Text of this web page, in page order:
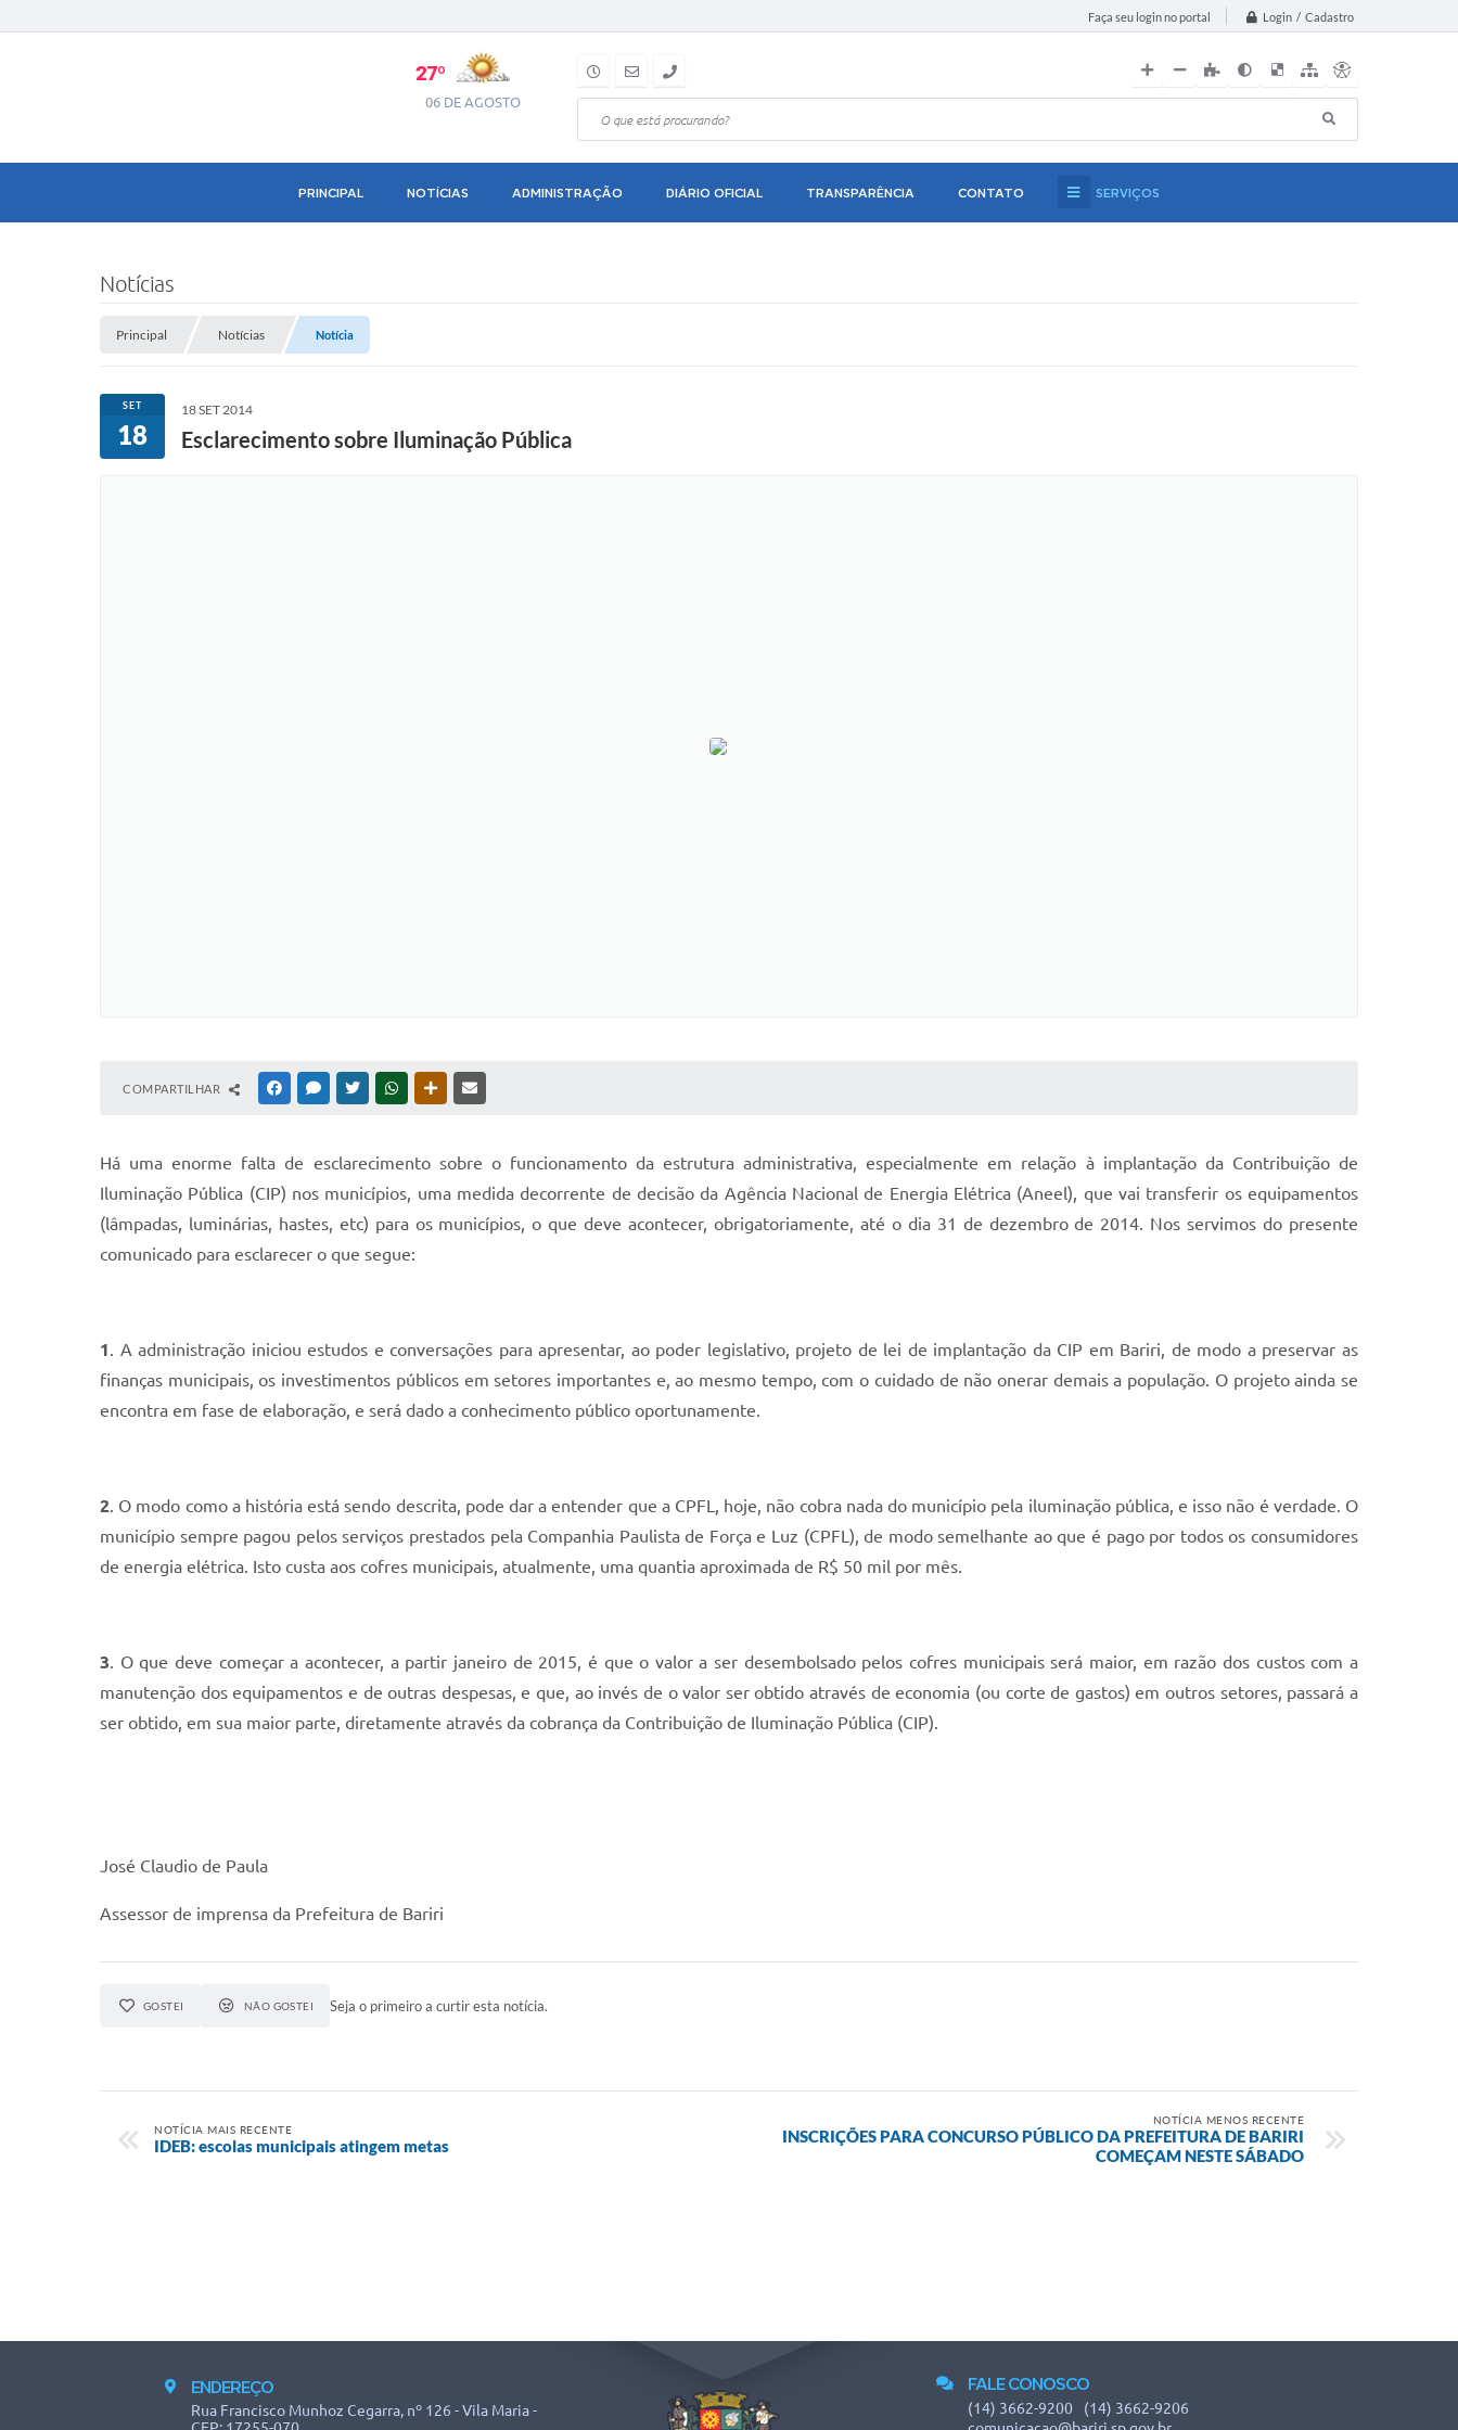
Faça seu login no portal Login / Cadastro
27º
06 DE AGOSTO
PRINCIPAL NOTÍCIAS ADMINISTRAÇÃO DIÁRIO OFICIAL TRANSPARÊNCIA CONTATO SERVIÇOS
Notícias
Principal Notícias Notícia
SET
18
18 SET 2014
Esclarecimento sobre Iluminação Pública
COMPARTILHAR FACEBOOKMESSENGER
TWITTERWHATSAPPOUTRAS MÍDIAS
Há uma enorme falta de esclarecimento sobre o funcionamento da estrutura administrativa, especialmente em relação à implantação da Contribuição de
Iluminação Pública (CIP) nos municípios, uma medida decorrente de decisão da Agência Nacional de Energia Elétrica (Aneel), que vai transferir os equipamentos
(lâmpadas, luminárias, hastes, etc) para os municípios, o que deve acontecer, obrigatoriamente, até o dia 31 de dezembro de 2014. Nos servimos do presente
comunicado para esclarecer o que segue:
1. A administração iniciou estudos e conversações para apresentar, ao poder legislativo, projeto de lei de implantação da CIP em Bariri, de modo a preservar as
finanças municipais, os investimentos públicos em setores importantes e, ao mesmo tempo, com o cuidado de não onerar demais a população. O projeto ainda se
encontra em fase de elaboração, e será dado a conhecimento público oportunamente.
2. O modo como a história está sendo descrita, pode dar a entender que a CPFL, hoje, não cobra nada do município pela iluminação pública, e isso não é verdade. O
município sempre pagou pelos serviços prestados pela Companhia Paulista de Força e Luz (CPFL), de modo semelhante ao que é pago por todos os consumidores
de energia elétrica. Isto custa aos cofres municipais, atualmente, uma quantia aproximada de R$ 50 mil por mês.
3. O que deve começar a acontecer, a partir janeiro de 2015, é que o valor a ser desembolsado pelos cofres municipais será maior, em razão dos custos com a
manutenção dos equipamentos e de outras despesas, e que, ao invés de o valor ser obtido através de economia (ou corte de gastos) em outros setores, passará a
ser obtido, em sua maior parte, diretamente através da cobrança da Contribuição de Iluminação Pública (CIP).
José Claudio de Paula
Assessor de imprensa da Prefeitura de Bariri
GOSTEI NÃO GOSTEI Seja o primeiro a curtir esta notícia.
NOTÍCIA MAIS RECENTE
IDEB: escolas municipais atingem metas
NOTÍCIA MENOS RECENTE
INSCRIÇÕES PARA CONCURSO PÚBLICO DA PREFEITURA DE BARIRI
COMEÇAM NESTE SÁBADO
ENDEREÇO
Rua Francisco Munhoz Cegarra, nº 126 - Vila Maria -
FALE CONOSCO
(14) 3662-9200
(14) 3662-9206